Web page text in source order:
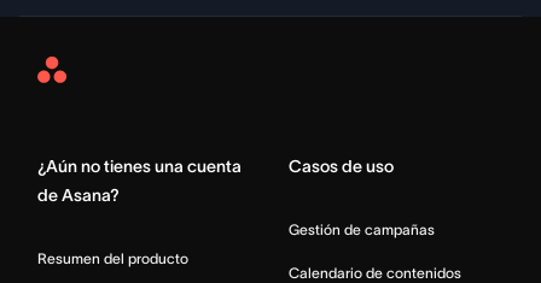
Asana
¿Aún no tienes una cuenta
de Asana?
Resumen del producto
Casos de uso
Gestión de campañas
Calendario de contenidos